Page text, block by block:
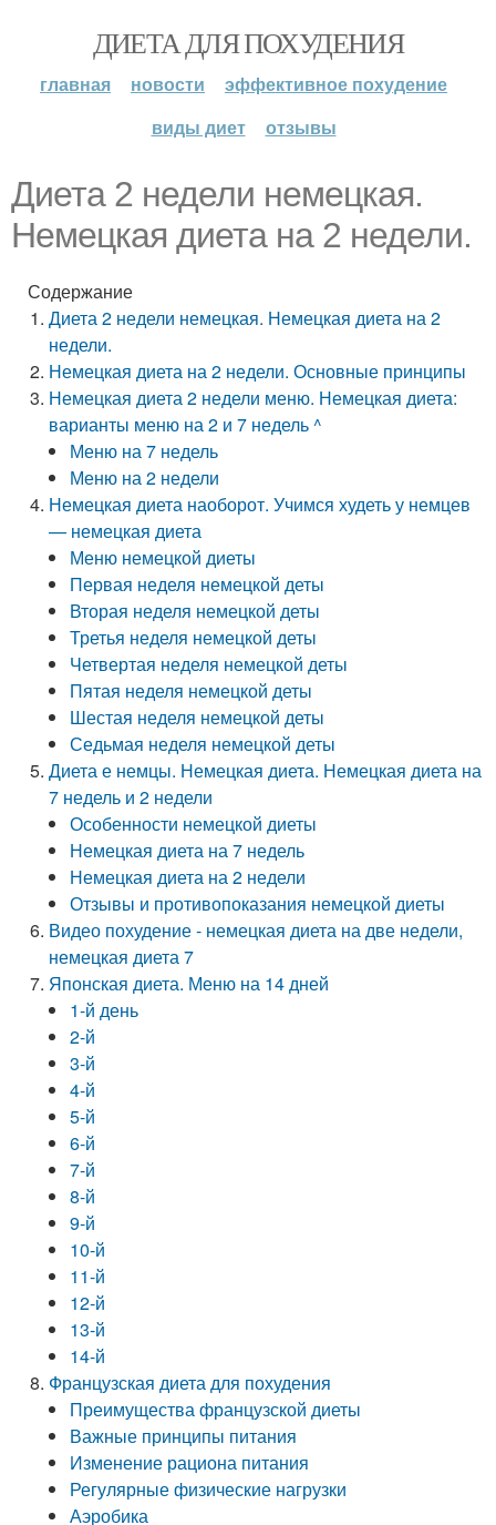
ДИЕТА ДЛЯ ПОХУДЕНИЯ
главная новости
эффективное похудение
виды диет
отзывы
Диета 2 недели немецкая.
Немецкая диета на 2 недели.
Содержание
Диета 2 недели немецкая. Немецкая диета на 2
недели.
Немецкая диета на 2 недели. Основные принципы
Немецкая диета 2 недели меню. Немецкая диета:
варианты меню на 2 и 7 недель ^
Меню на 7 недель
Меню на 2 недели
Немецкая диета наоборот. Учимся худеть у немцев
— немецкая диета
Меню немецкой диеты
Первая неделя немецкой деты
Вторая неделя немецкой деты
Третья неделя немецкой деты
Четвертая неделя немецкой деты
Пятая неделя немецкой деты
Шестая неделя немецкой деты
Седьмая неделя немецкой деты
Диета е немцы. Немецкая диета. Немецкая диета на
7 недель и 2 недели
Особенности немецкой диеты
Немецкая диета на 7 недель
Немецкая диета на 2 недели
Отзывы и противопоказания немецкой диеты
Видео похудение - немецкая диета на две недели,
немецкая диета 7
Японская диета. Меню на 14 дней
1-й день
2-й
3-й
4-й
5-й
6-й
7-й
8-й
9-й
10-й
11-й
12-й
13-й
14-й
Французская диета для похудения
Преимущества французской диеты
Важные принципы питания
Изменение рациона питания
Регулярные физические нагрузки
Аэробика